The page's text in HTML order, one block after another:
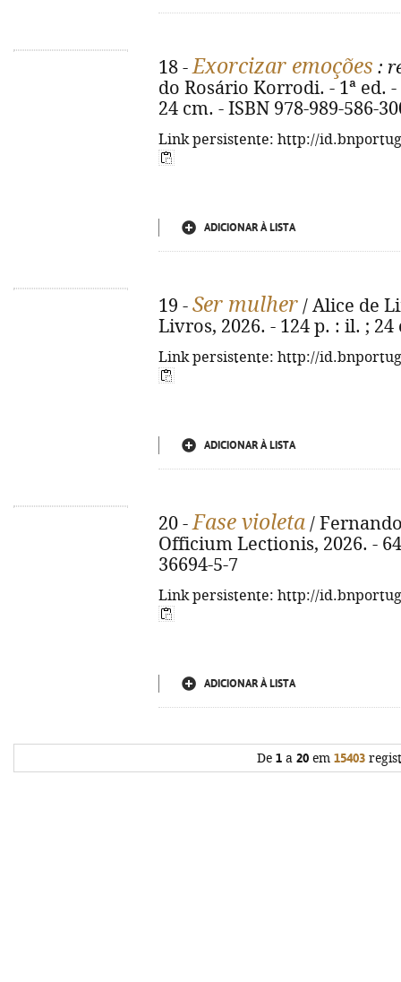
18 -Exorcizar emoções :
do Rosário Korrodi. - 1ª ed.
24 cm. - ISBN 978-989-586-
Link persistente: http://
ADICIONAR À LISTA
19 - Ser mulher / Alice de
Livros, 2026. - 124 p. : il. ; 24
Link persistente: http://
ADICIONAR À LISTA
20 -Fase violeta /
Officium Lectionis, 2026. -
36694-5-7
Link persistente: http://
ADICIONAR À LISTA
De 1 a 20 em 15403